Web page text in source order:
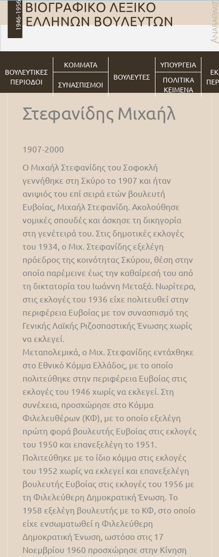
ΒΟΥΛΕΥΤΙΚΕΣ
ΠΕΡΙΟΔΟΙ
ΚΟΜΜΑΤΑ
ΒΟΥΛΕΥΤΕΣ
ΥΠΟΥΡΓΕΙΑ
ΣΥΝΑΣΠΙΣΜΟΙ
ΠΟΛΙΤΙΚΑ
ΚΕΙΜΕΝΑ
Στεφανίδης Μιχαήλ
1907-2000
Ο Μιχαήλ Στεφανίδης του Σοφοκλή
γεννήθηκε στη Σκύρο το 1907 και ήταν
ανιψιός του επί σειρά ετών βουλευτή
Ευβοίας, Μιχαήλ Στεφανίδη. Ακολούθησε
νομικές σπουδές και άσκησε τη δικηγορία
στη γενέτειρά του. Στις δημοτικές εκλογές
του 1934, ο Μιχ. Στεφανίδης εξελέγη
πρόεδρος της κοινότητας Σκύρου, θέση στην
οποία παρέμεινε έως την καθαίρεσή του από
τη δικτατορία του Ιωάννη Μεταξά. Νωρίτερα,
στις εκλογές του 1936 είχε πολιτευθεί στην
περιφέρεια Ευβοίας με τον συνασπισμό της
Γενικής Λαϊκής Ριζοσπαστικής Ένωσης χωρίς
να εκλεγεί.
Μεταπολεμικά, ο Μιχ. Στεφανίδης εντάχθηκε
στο Εθνικό Κόμμα Ελλάδος, με το οποίο
πολιτεύθηκε στην περιφέρεια Ευβοίας στις
εκλογές του 1946 χωρίς να εκλεγεί. Στη
συνέχεια, προσχώρησε στο Κόμμα
Φιλελευθέρων (ΚΦ), με το οποίο εξελέγη
πρώτη φορά βουλευτής Ευβοίας στις εκλογές
του 1950 και επανεξελέγη το 1951.
Πολιτεύθηκε με το ίδιο κόμμα στις εκλογές
του 1952 χωρίς να εκλεγεί και επανεξελέγη
βουλευτής Ευβοίας στις εκλογές του 1956 με
τη Φιλελεύθερη Δημοκρατική Ένωση. Το
1958 εξελέγη βουλευτής με το ΚΦ, στο οποίο
είχε ενσωματωθεί η Φιλελεύθερη
Δημοκρατική Ένωση, ωστόσο στις 17
Νοεμβρίου 1960 προσχώρησε στην Κίνηση